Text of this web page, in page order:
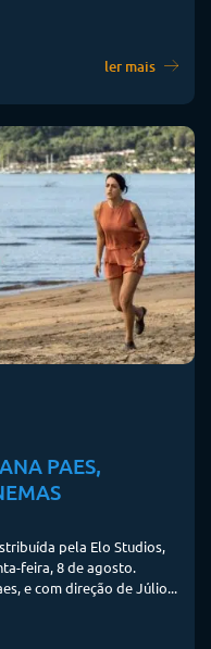
ler mais
PAES,
pela Elo Studios,
feira, 8 de agosto.
e com direção de Júlio...